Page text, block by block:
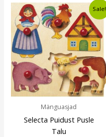
Sale!
Mänguasjad
Selecta Puidust Pusle
Talu
Algne
hind
oli:
€12,20.
Current
price
is:
€9,49.